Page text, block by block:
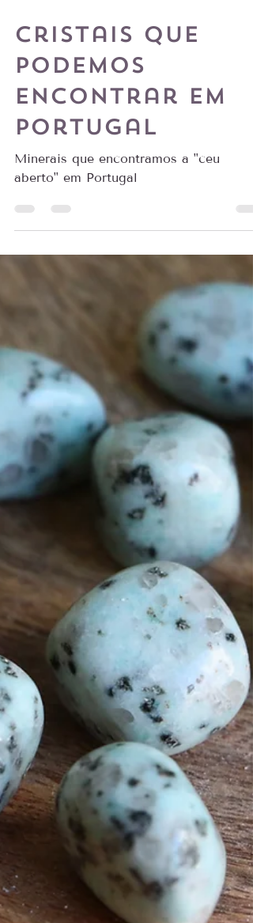
19 de jun. de 2021
Cristais que
podemos
encontrar em
Portugal
Minerais que encontramos a "ceu